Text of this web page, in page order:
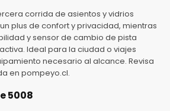
corrida de asientos y vidrios
plus de confort y privacidad, mientras
y sensor de cambio de pista
Ideal para la ciudad o viajes
necesario al alcance. Revisa
en pompeyo.cl.
5008